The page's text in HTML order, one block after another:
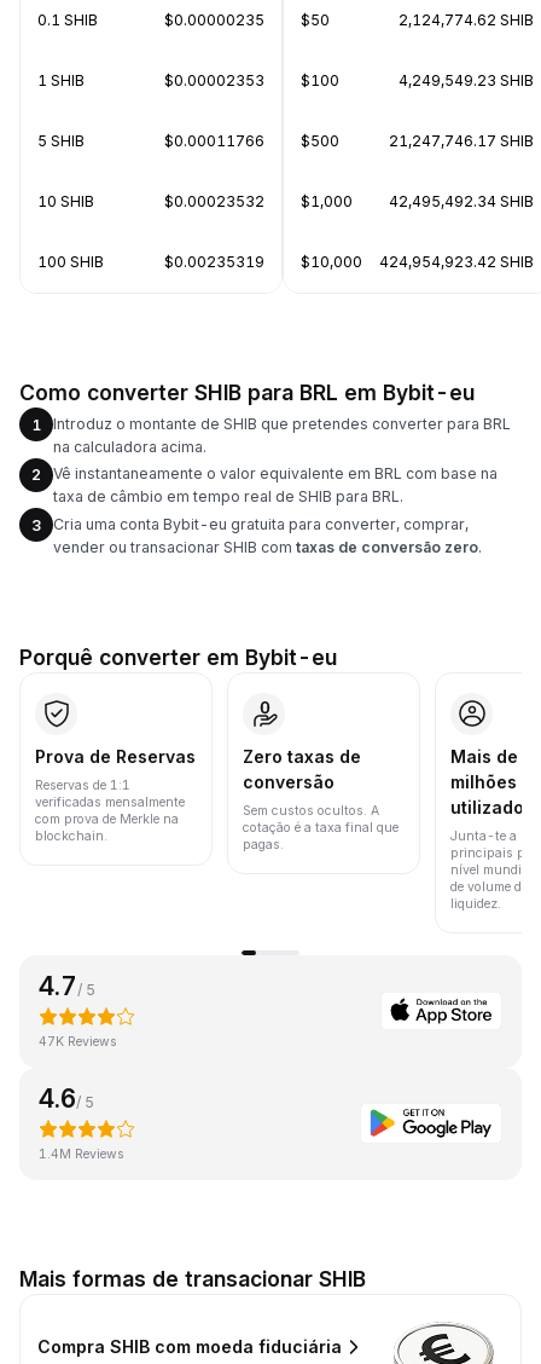
0.1 SHIB $0.00000235
1 SHIB $0.00002353
5 SHIB $0.00011766
10 SHIB $0.00023532
100 SHIB $0.00235319
$50 2,124,774.62 SHIB
$100 4,249,549.23 SHIB
$500 21,247,746.17 SHIB
$1,000 42,495,492.34 SHIB
$10,000 424,954,923.42 SHIB
Como converter SHIB para BRL em Bybit-eu
1
Introduz o montante de SHIB que pretendes converter para BRL
na calculadora acima.
2
Vê instantaneamente o valor equivalente em BRL com base na
taxa de câmbio em tempo real de SHIB para BRL.
3
Cria uma conta Bybit-eu gratuita para converter, comprar,
vender ou transacionar SHIB com taxas de conversão zero.
Porquê converter em Bybit-eu
Prova de Reservas
Reservas de 1:1
verificadas mensalmente
com prova de Merkle na
blockchain.
Zero taxas de
conversão
Sem custos ocultos. A
cotação é a taxa final que
pagas.
Mais de
milhões
Junta-te a
principais
nível mundial
de volume de
liquidez.
4.7 / 5
47K Reviews
4.6/ 5
1.4M Reviews
Mais formas de transacionar SHIB
Compra SHIB com moeda fiduciária